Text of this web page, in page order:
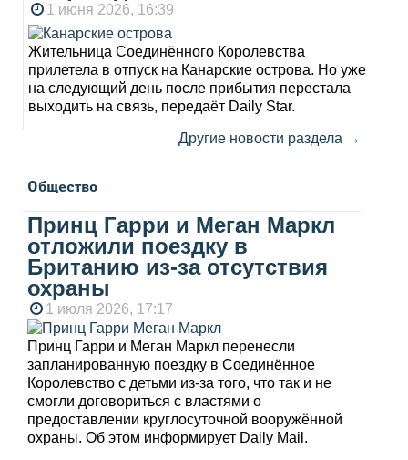
1 июня 2026, 16:39
Жительница Соединённого Королевства
прилетела в отпуск на Канарские острова. Но уже
на следующий день после прибытия перестала
выходить на связь, передаёт Daily Star.
Другие новости раздела →
Общество
Принц Гарри и Меган Маркл
отложили поездку в
Британию из-за отсутствия
охраны
1 июля 2026, 17:17
Принц Гарри и Меган Маркл перенесли
запланированную поездку в Соединённое
Королевство с детьми из-за того, что так и не
смогли договориться с властями о
предоставлении круглосуточной вооружённой
охраны. Об этом информирует Daily Mail.